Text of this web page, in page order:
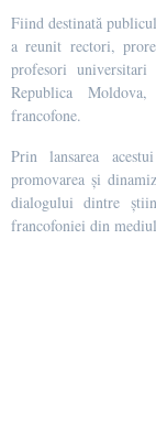
Fiind destinată
a reunit rectori,
profesori
Republica
francofone.
Prin lansarea
promovarea și
dialogului dintre
francofoniei din